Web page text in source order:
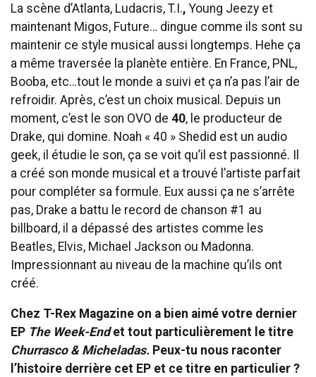
La scène d’Atlanta, Ludacris, T.I., Young Jeezy et
maintenant Migos, Future… dingue comme ils sont su
maintenir ce style musical aussi longtemps. Hehe ça
a même traversée la planète entière. En France, PNL,
Booba, etc…tout le monde a suivi et ça n’a pas l’air de
refroidir. Après, c’est un choix musical. Depuis un
moment, c’est le son OVO de 40, le producteur de
Drake, qui domine. Noah « 40 » Shedid est un audio
geek, il étudie le son, ça se voit qu’il est passionné. Il
a créé son monde musical et a trouvé l’artiste parfait
pour compléter sa formule. Eux aussi ça ne s’arrête
pas, Drake a battu le record de chanson #1 au
billboard, il a dépassé des artistes comme les
Beatles, Elvis, Michael Jackson ou Madonna.
Impressionnant au niveau de la machine qu’ils ont
créé.
Chez T-Rex Magazine on a bien aimé votre dernier
EP The Week-Endet tout particulièrement le titre
Churrasco & Micheladas. Peux-tu nous raconter
l’histoire derrière cet EP et ce titre en particulier ?